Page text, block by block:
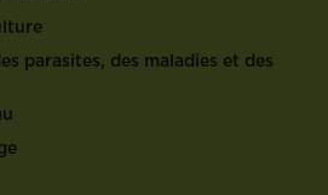
parasites, des maladies et des